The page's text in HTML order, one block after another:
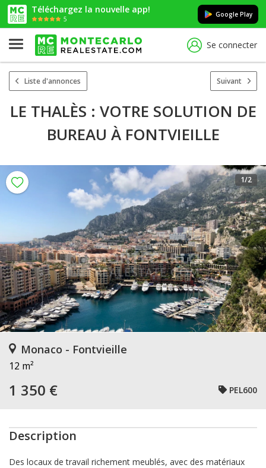
Téléchargez la nouvelle app!
5
Google Play
Se connecter
Liste d'annonces Suivant
LE THALÈS : VOTRE SOLUTION DE
BUREAU À FONTVIEILLE
1/2
Monaco - Fontvieille
12 m²
1 350 € PEL600
Description
Des locaux de travail richement meublés, avec des matériaux